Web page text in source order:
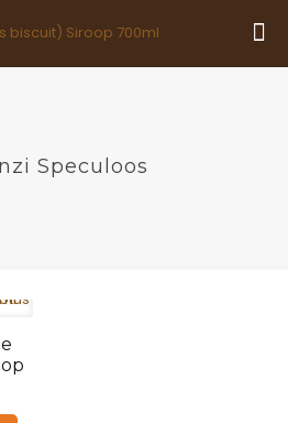
Speculoos